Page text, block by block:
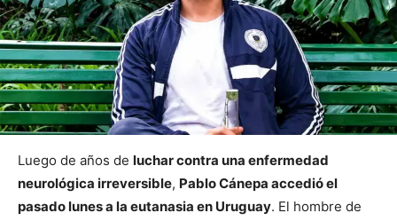
Luego de años de luchar contra una enfermedad
neurológica irreversible, Pablo Cánepa accedió el
pasado lunes a la eutanasia en Uruguay. El hombre de